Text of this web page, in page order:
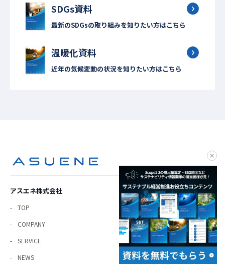
SDGs資料
最新のSDGsの取り組みを知りたい方はこちら
温暖化資料
近年の気候変動の状況を知りたい方はこちら
アスエネ株式会社
TOP
COMPANY
SERVICE
NEWS